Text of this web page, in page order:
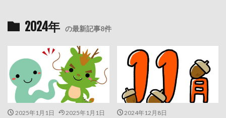
2024年 の最新記事8件
2025年1月1日 2025年1月1日
2024年12月8日